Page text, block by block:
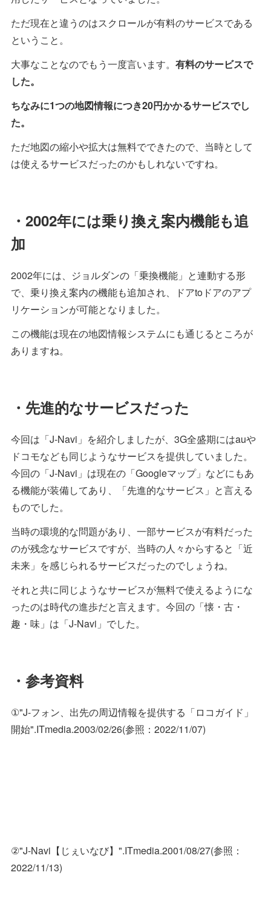
ただ現在と違うのはスクロールが有料のサービスである
ということ。
大事なことなのでもう一度言います。 有料のサービスで
した。
ちなみに1つの地図情報につき20円かかるサービスでし
た。
ただ地図の縮小や拡大は無料でできたので、当時として
は使えるサービスだったのかもしれないですね。
・2002年には乗り換え案内機能も追
加
2002年には、ジョルダンの「乗換機能」と連動する形
で、乗り換え案内の機能も追加され、ドアtoドアのアプ
リケーションが可能となりました。
この機能は現在の地図情報システムにも通じるところが
ありますね。
・先進的なサービスだった
今回は「J-Navi」を紹介しましたが、3G全盛期にはauや
ドコモなども同じようなサービスを提供していました。
今回の「J-Navi」は現在の「Googleマップ」などにもあ
る機能が装備してあり、「先進的なサービス」と言える
ものでした。
当時の環境的な問題があり、一部サービスが有料だった
のが残念なサービスですが、当時の人々からすると「近
未来」を感じられるサービスだったのでしょうね。
それと共に同じようなサービスが無料で使えるようにな
ったのは時代の進歩だと言えます。今回の「懐・古・
趣・味」は「J-Navi」でした。
・参考資料
①"J-フォン、出先の周辺情報を提供する「ロコガイド」
開始".ITmedia.2003/02/26(参照：2022/11/07)
②"J-Navi【じぇいなび】".ITmedia.2001/08/27(参照：
2022/11/13)